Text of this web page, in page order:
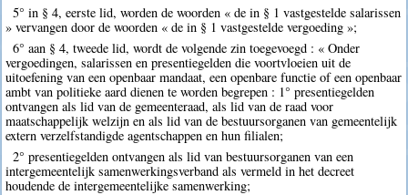
5° in § 4, eerste lid, worden de woorden « de in § 1 vastgestelde salarissen
» vervangen door de woorden « de in § 1 vastgestelde vergoeding »;
6° aan § 4, tweede lid, wordt de volgende zin toegevoegd : « Onder
vergoedingen, salarissen en presentiegelden die voortvloeien uit de
uitoefening van een openbaar mandaat, een openbare functie of een openbaar
ambt van politieke aard dienen te worden begrepen : 1° presentiegelden
ontvangen als lid van de gemeenteraad, als lid van de raad voor
maatschappelijk welzijn en als lid van de bestuursorganen van gemeentelijk
extern verzelfstandigde agentschappen en hun filialen;
2° presentiegelden ontvangen als lid van bestuursorganen van een
intergemeentelijk samenwerkingsverband als vermeld in het decreet
houdende de intergemeentelijke samenwerking;